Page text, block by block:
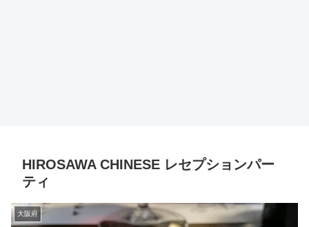
HIROSAWA CHINESE レセプションパー
ティ
大阪府